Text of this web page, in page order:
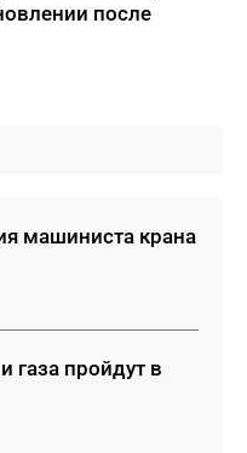
после
машиниста крана
газа пройдут в